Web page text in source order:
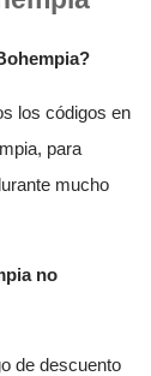
los códigos en
para
mucho
no
de descuento